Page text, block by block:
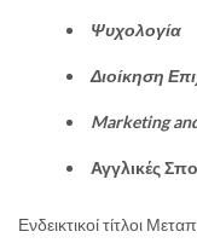
Ψυχολογία
Διοίκηση
Marketing
Αγγλικές
Ενδεικτικοί τίτλοι